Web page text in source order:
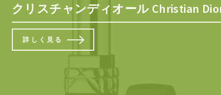
クリスチャンディオール Christian
詳しく見る